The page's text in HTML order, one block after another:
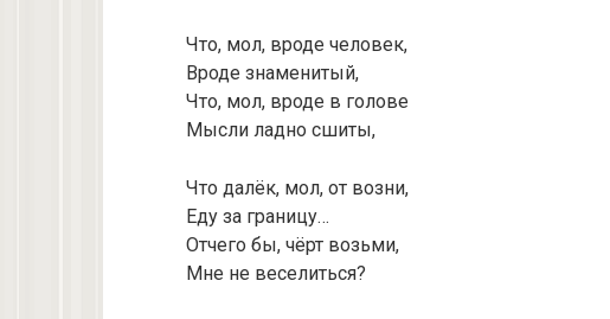
Что, мол, вроде человек,
Вроде знаменитый,
Что, мол, вроде в голове
Мысли ладно сшиты,
Что далёк, мол, от возни,
Еду за границу…
Отчего бы, чёрт возьми,
Мне не веселиться?